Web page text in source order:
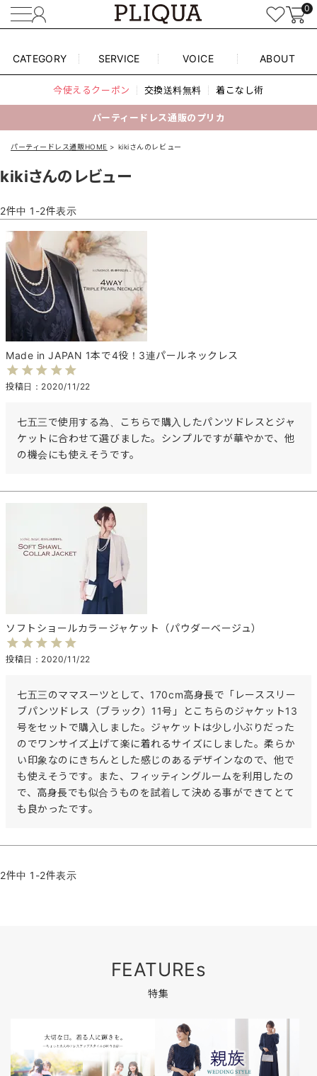
0
CATEGORY SERVICE VOICE ABOUT
今使えるクーポン 交換送料無料 着こなし術
パーティードレス通販のプリカ
パーティードレス通販HOME kikiさんのレビュー
kikiさんのレビュー
2件中 1 -2件表示
Made in JAPAN 1本で4役！3連パールネックレス
投稿日 2020/11/22
七五三で使用する為、こちらで購入したパンツドレスとジャ
ケットに合わせて選びました。シンプルですが華やかで、他
の機会にも使えそうです。
ソフトショールカラージャケット（パウダーベージュ）
投稿日 2020/11/22
七五三のママスーツとして、170cm高身長で「レーススリー
ブパンツドレス（ブラック）11号」とこちらのジャケット13
号をセットで購入しました。ジャケットは少し小ぶりだった
のでワンサイズ上げて楽に着れるサイズにしました。柔らか
い印象なのにきちんとした感じのあるデザインなので、他で
も使えそうです。また、フィッティングルームを利用したの
で、高身長でも似合うものを試着して決める事ができてとて
も良かったです。
2件中 1 -2件表示
FEATUREs
特集